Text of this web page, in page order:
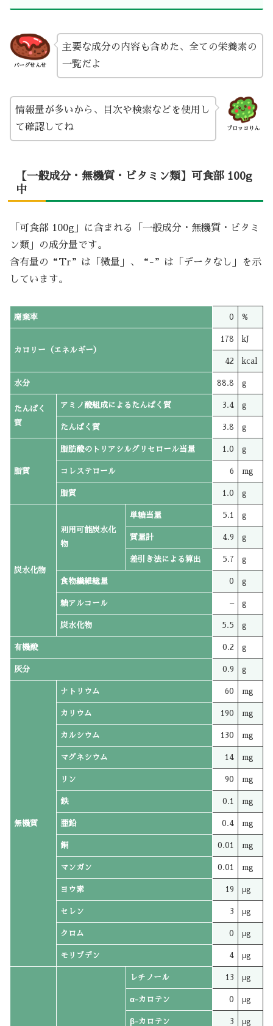
バーグせんせ
主要な成分の内容も含めた、全ての栄養素の
一覧だよ
ブロッコりん
情報量が多いから、目次や検索などを使用し
て確認してね
【一般成分・無機質・ビタミン類】可食部 100g
中
「可食部 100g」に含まれる「一般成分・無機質・ビタミ
ン類」の成分量です。
含有量の“Tr”は「微量」、“-”は「データなし」を示
しています。
廃棄率 0 %
カロリー（エネルギー）
178 kJ
42 kcal
水分 88.8 g
たんぱく
質
アミノ酸組成によるたんぱく質 3.4 g
たんぱく質 3.8 g
脂質
脂肪酸のトリアシルグリセロール当量 1.0 g
コレステロール 6 mg
脂質 1.0 g
炭水化物
利用可能炭水化
物
単糖当量 5.1 g
質量計 4.9 g
差引き法による算出 5.7 g
食物繊維総量 0 g
糖アルコール – g
炭水化物 5.5 g
有機酸 0.2 g
灰分 0.9 g
無機質
ナトリウム 60 mg
カリウム 190 mg
カルシウム 130 mg
マグネシウム 14 mg
リン 90 mg
鉄 0.1 mg
亜鉛 0.4 mg
銅 0.01 mg
マンガン 0.01 mg
ヨウ素 19 μg
セレン 3 μg
クロム 0 μg
モリブデン 4 μg
レチノール 13 μg
α-カロテン 0 μg
β-カロテン 3 μg